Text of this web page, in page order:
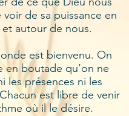
de sa puissance en
et autour de nous.
est bienvenu. On
en boutade qu’on ne
les présences ni les
est libre de venir
où il le désire.